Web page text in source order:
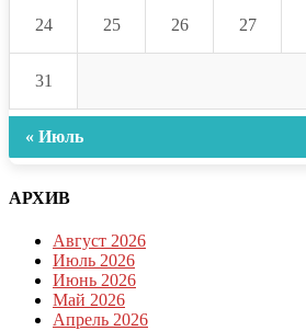
24 25 26 27
31
« Июль
АРХИВ
Август 2026
Июль 2026
Июнь 2026
Май 2026
Апрель 2026